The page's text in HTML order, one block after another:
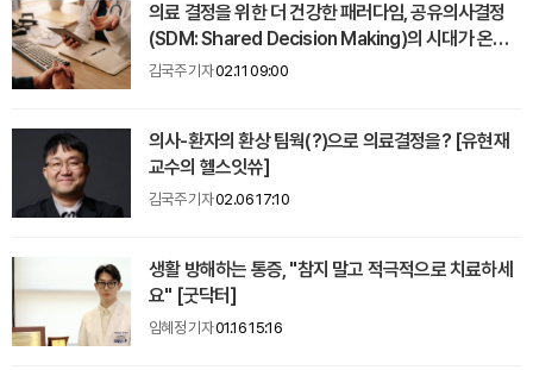
의료 결정을 위한 더 건강한 패러다임, 공유의사결정
(SDM: Shared Decision Making)의 시대가 온다!
[헬스레터]
김국주 기자02.11 09:00
의사-환자의 환상 팀웍(?)으로 의료결정을? [유현재
교수의 헬스잇쓔]
김국주 기자02.06 17:10
생활 방해하는 통증, "참지 말고 적극적으로 치료하세
요" [굿닥터]
임혜정 기자01.16 15:16